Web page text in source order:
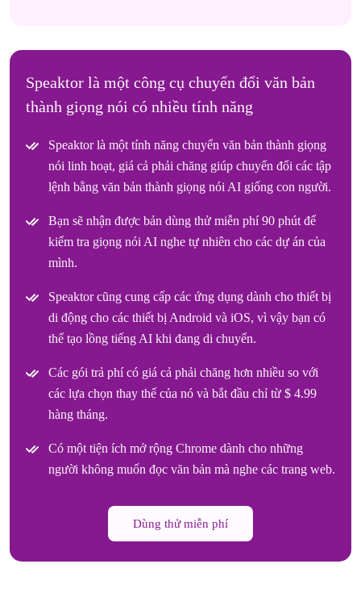
Speaktor là một công cụ chuyển đổi văn bản
thành giọng nói có nhiều tính năng
Speaktor là một tính năng chuyển văn bản thành giọng
nói linh hoạt, giá cả phải chăng giúp chuyển đổi các tập
lệnh bằng văn bản thành giọng nói AI giống con người.
Bạn sẽ nhận được bản dùng thử miễn phí 90 phút để
kiểm tra giọng nói AI nghe tự nhiên cho các dự án của
mình.
Speaktor cũng cung cấp các ứng dụng dành cho thiết bị
di động cho các thiết bị Android và iOS, vì vậy bạn có
thể tạo lồng tiếng AI khi đang di chuyển.
Các gói trả phí có giá cả phải chăng hơn nhiều so với
các lựa chọn thay thế của nó và bắt đầu chỉ từ $ 4.99
hàng tháng.
Có một tiện ích mở rộng Chrome dành cho những
người không muốn đọc văn bản mà nghe các trang web.
Dùng thử miễn phí